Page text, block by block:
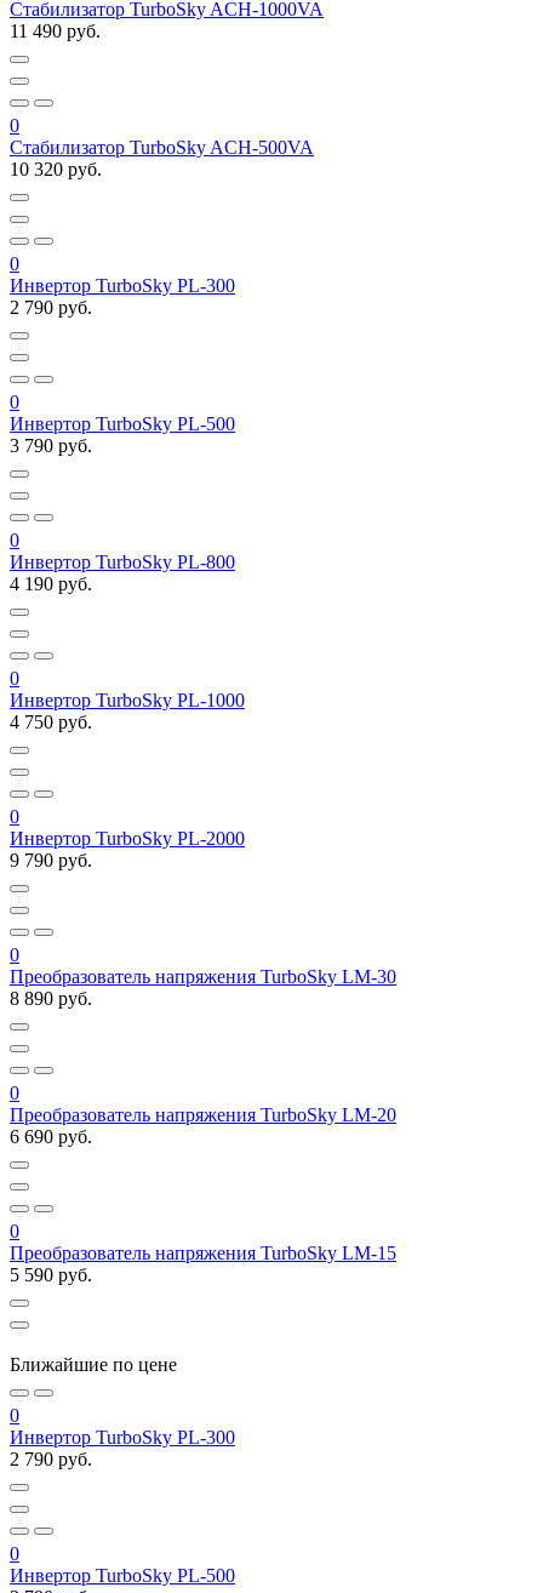
Стабилизатор TurboSky ACH-1000VA
11 490 руб.
0
Стабилизатор TurboSky ACH-500VA
10 320 руб.
0
Инвертор TurboSky PL-300
2 790 руб.
0
Инвертор TurboSky PL-500
3 790 руб.
0
Инвертор TurboSky PL-800
4 190 руб.
0
Инвертор TurboSky PL-1000
4 750 руб.
0
Инвертор TurboSky PL-2000
9 790 руб.
0
Преобразователь напряжения TurboSky LM-30
8 890 руб.
0
Преобразователь напряжения TurboSky LM-20
6 690 руб.
0
Преобразователь напряжения TurboSky LM-15
5 590 руб.
Ближайшие по цене
0
Инвертор TurboSky PL-300
2 790 руб.
0
Инвертор TurboSky PL-500